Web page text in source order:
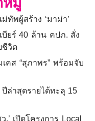
ทัพผู้สร้าง ‘มาม่า’
บียร์ 40 ล้าน คปภ. สั่ง
ชีวิต
คส “สุภาพร” พร้อมจับ
ล่าสุดรายได้ทะลุ 15
เปิดโครงการ Local